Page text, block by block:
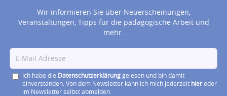
Wir informieren Sie über Neuerscheinungen,
Veranstaltungen, Tipps für die pädagogische Arbeit und
mehr.
Ich habe die Datenschutzerklärunggelesen und bin damit
einverstanden. Von dem Newsletter kann ich mich jederzeit hieroder
im Newsletter selbst abmelden.